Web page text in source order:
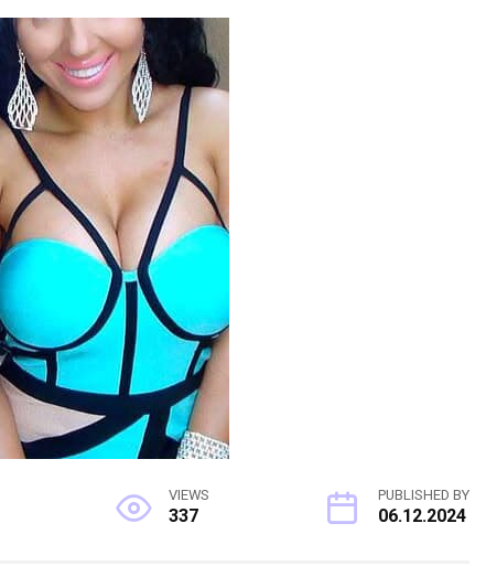
VIEWS
337
PUBLISHED BY
06.12.2024